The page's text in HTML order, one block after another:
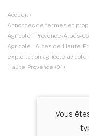
Accueil ›
Annonces de fermes et
Agricole : Provence-Alpes-
Agricole : Alpes-de-Haute-
exploitation agricole
Haute-Provence (04)
Vous